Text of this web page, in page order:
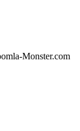
Monster.com